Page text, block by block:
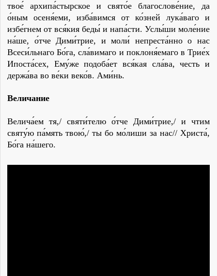
твое́ архипа́стырское и свято́е благослове́ние, да
о́ным осеня́еми, изба́вимся от ко́зней лука́ваго и
избе́гнем от вся́кия беды́ и напа́сти. Услы́ши моле́ние
на́ше, о́тче Дими́трие, и моли́ непреста́нно о нас
Всеси́льнаго Бо́га, сла́вимаго и поклоня́емаго в Трие́х
Ипоста́сех, Ему́же подоба́ет вся́кая сла́ва, честь и
держа́ва во ве́ки веко́в. Ами́нь.
Величание
Велича́ем тя,/ святи́телю о́тче Дими́трие,/ и чтим
святу́ю па́мять твою́,/ ты бо мо́лиши за нас// Христа́,
Бо́га на́шего.